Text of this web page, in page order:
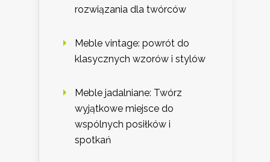
rozwiązania dla twórców
Meble vintage: powrót do
klasycznych wzorów i stylów
Meble jadalniane: Twórz
wyjątkowe miejsce do
wspólnych posiłków i
spotkań